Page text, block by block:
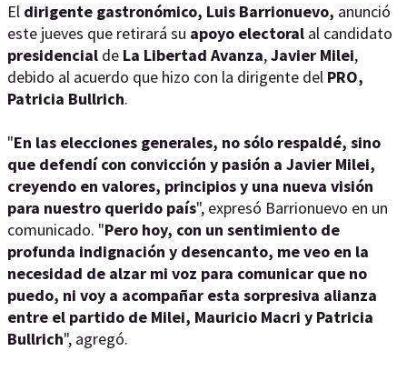
El dirigente gastronómico, Luis Barrionuevo, anunció
este jueves que retirará su apoyo electoral al candidato
presidencial de La Libertad Avanza,Javier Milei,
debido al acuerdo que hizo con la dirigente del PRO,
Patricia Bullrich.
"En las elecciones generales, no sólo respaldé, sino
que defendí con convicción y pasión a Javier Milei,
creyendo en valores, principios y una nueva visión
para nuestro querido país", expresó Barrionuevo en un
comunicado. "Pero hoy, con un sentimiento de
profunda indignación y desencanto, me veo en la
necesidad de alzar mi voz para comunicar que no
puedo, ni voy a acompañar esta sorpresiva alianza
entre el partido de Milei, Mauricio Macri y Patricia
Bullrich", agregó.